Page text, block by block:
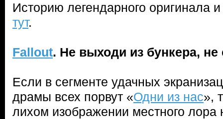
Историю легендарного оригинала
тут.
Fallout. Не выходи из бункера,
Если в сегменте удачных
драмы всех порвут «Одни из нас»,
лихом изображении местного лора